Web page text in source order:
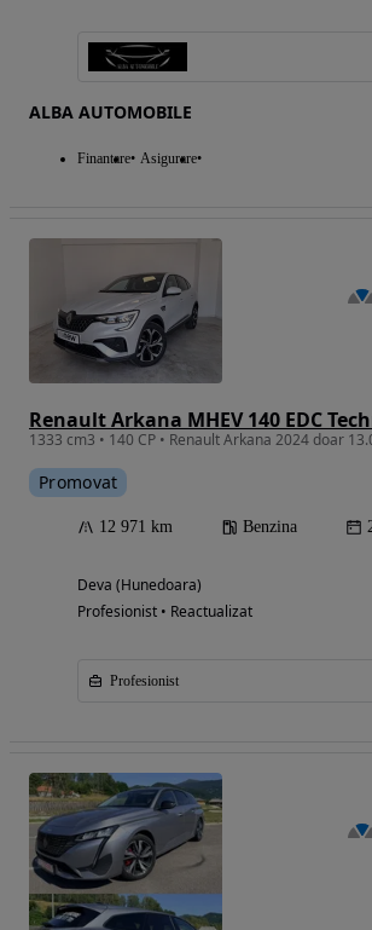
ALBA AUTOMOBILE
Finantare Asigurare
Renault Arkana MHEV 140 EDC
1333 cm3 • 140 CP • Renault Arkana 2024 doar
Promovat
12 971 km Benzina
Deva (Hunedoara)
Profesionist • Reactualizat
Profesionist